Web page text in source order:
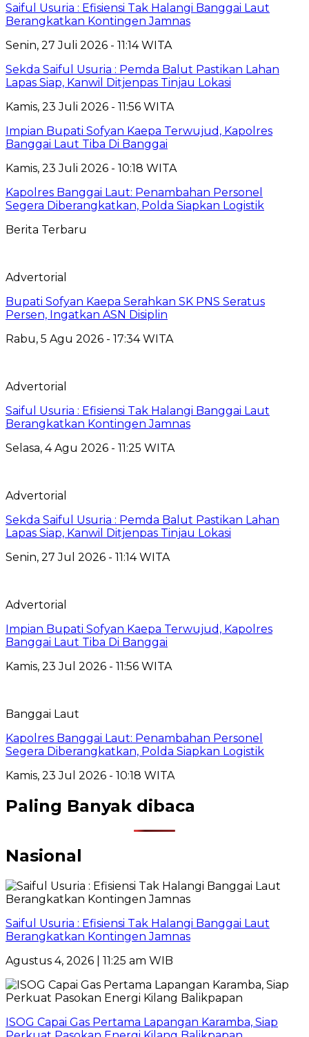
Saiful Usuria : Efisiensi Tak Halangi Banggai Laut
Berangkatkan Kontingen Jamnas
Senin, 27 Juli 2026 - 11:14 WITA
Sekda Saiful Usuria : Pemda Balut Pastikan Lahan
Lapas Siap, Kanwil Ditjenpas Tinjau Lokasi
Kamis, 23 Juli 2026 - 11:56 WITA
Impian Bupati Sofyan Kaepa Terwujud, Kapolres
Banggai Laut Tiba Di Banggai
Kamis, 23 Juli 2026 - 10:18 WITA
Kapolres Banggai Laut: Penambahan Personel
Segera Diberangkatkan, Polda Siapkan Logistik
Berita Terbaru
Advertorial
Bupati Sofyan Kaepa Serahkan SK PNS Seratus
Persen, Ingatkan ASN Disiplin
Rabu, 5 Agu 2026 - 17:34 WITA
Advertorial
Saiful Usuria : Efisiensi Tak Halangi Banggai Laut
Berangkatkan Kontingen Jamnas
Selasa, 4 Agu 2026 - 11:25 WITA
Advertorial
Sekda Saiful Usuria : Pemda Balut Pastikan Lahan
Lapas Siap, Kanwil Ditjenpas Tinjau Lokasi
Senin, 27 Jul 2026 - 11:14 WITA
Advertorial
Impian Bupati Sofyan Kaepa Terwujud, Kapolres
Banggai Laut Tiba Di Banggai
Kamis, 23 Jul 2026 - 11:56 WITA
Banggai Laut
Kapolres Banggai Laut: Penambahan Personel
Segera Diberangkatkan, Polda Siapkan Logistik
Kamis, 23 Jul 2026 - 10:18 WITA
Paling Banyak dibaca
Nasional
Saiful Usuria : Efisiensi Tak Halangi Banggai Laut
Berangkatkan Kontingen Jamnas
Agustus 4, 2026 | 11:25 am WIB
ISOG Capai Gas Pertama Lapangan Karamba, Siap